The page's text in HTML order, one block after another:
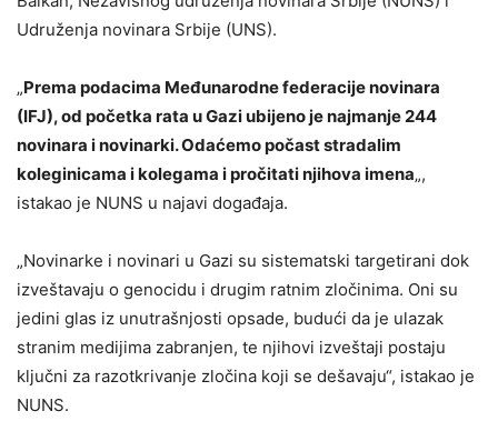
Udruženja novinara Srbije (UNS).
„Prema podacima Međunarodne federacije novinara
(IFJ), od početka rata u Gazi ubijeno je najmanje 244
novinara i novinarki. Odaćemo počast stradalim
koleginicama i kolegama i pročitati njihova imena„,
istakao je NUNS u najavi događaja.
„Novinarke i novinari u Gazi su sistematski targetirani dok
izveštavaju o genocidu i drugim ratnim zločinima. Oni su
jedini glas iz unutrašnjosti opsade, budući da je ulazak
stranim medijima zabranjen, te njihovi izveštaji postaju
ključni za razotkrivanje zločina koji se dešavaju“, istakao je
NUNS.